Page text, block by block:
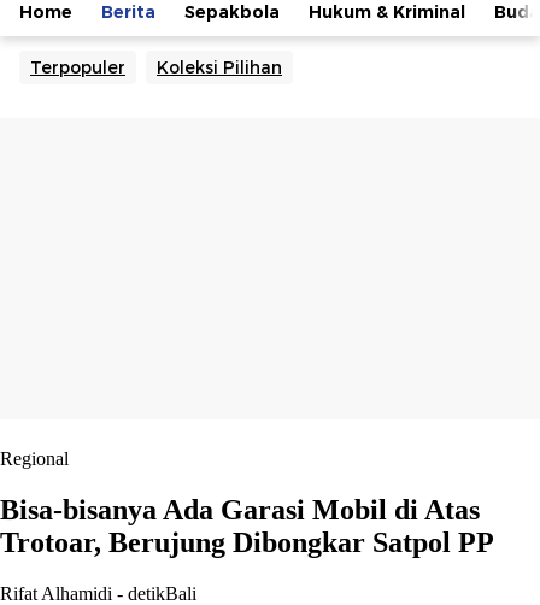
Home Berita Sepakbola Hukum & Kriminal
Terpopuler Koleksi Pilihan
Regional
Bisa-bisanya Ada Garasi Mobil di Atas
Trotoar, Berujung Dibongkar Satpol PP
Rifat Alhamidi - detikBali